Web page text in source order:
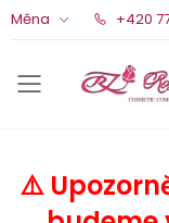
Měna +420
Menu pro
⚠️